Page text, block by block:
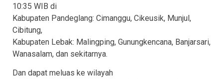
10:35 WIB di
Kabupaten Pandeglang: Cimanggu, Cikeusik, Munjul,
Cibitung,
Kabupaten Lebak: Malingping, Gunungkencana, Banjarsari,
Wanasalam, dan sekitarnya.
Dan dapat meluas ke wilayah